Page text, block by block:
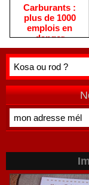
Carburants :
plus de 1000
emplois en
danger